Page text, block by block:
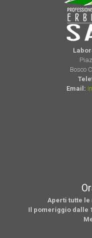
Bosco
Email:
Aperti tutte le
Il pomeriggio dalle